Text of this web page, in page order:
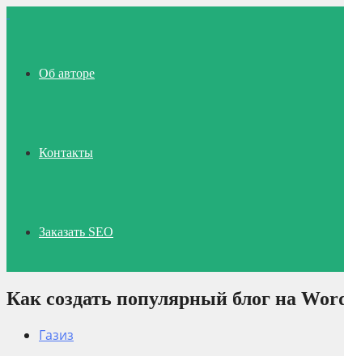
Об авторе
Контакты
Заказать SEO
Как создать популярный блог на
Газиз